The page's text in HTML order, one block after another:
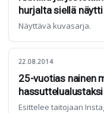
hurjalta siellä näytti
Näyttävä kuvasarja.
22.08.2014
25-vuotias nainen
hassuttelualustaksi
Esittelee taitojaan